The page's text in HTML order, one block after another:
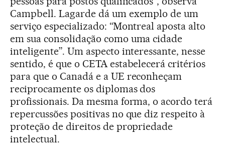
Campbell. Lagarde dá um exemplo de um
serviço especializado: “Montreal aposta alto
em sua consolidação como uma cidade
inteligente”. Um aspecto interessante, nesse
sentido, é que o CETA estabelecerá critérios
para que o Canadá e a UE reconheçam
reciprocamente os diplomas dos
profissionais. Da mesma forma, o acordo terá
repercussões positivas no que diz respeito à
proteção de direitos de propriedade
intelectual.